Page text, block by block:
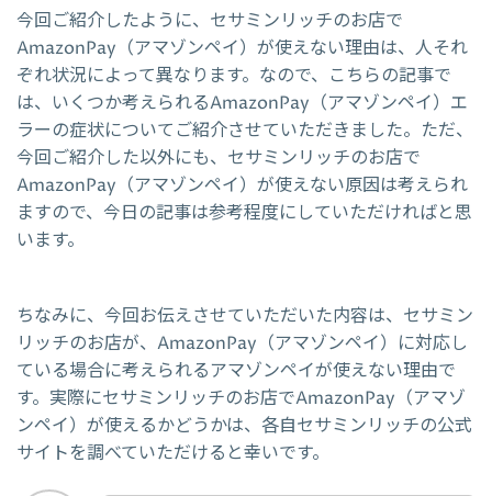
今回ご紹介したように、セサミンリッチのお店で
AmazonPay（アマゾンペイ）が使えない理由は、人それ
ぞれ状況によって異なります。なので、こちらの記事で
は、いくつか考えられるAmazonPay（アマゾンペイ）エ
ラーの症状についてご紹介させていただきました。ただ、
今回ご紹介した以外にも、セサミンリッチのお店で
AmazonPay（アマゾンペイ）が使えない原因は考えられ
ますので、今日の記事は参考程度にしていただければと思
います。
ちなみに、今回お伝えさせていただいた内容は、セサミン
リッチのお店が、AmazonPay（アマゾンペイ）に対応し
ている場合に考えられるアマゾンペイが使えない理由で
す。実際にセサミンリッチのお店でAmazonPay（アマゾ
ンペイ）が使えるかどうかは、各自セサミンリッチの公式
サイトを調べていただけると幸いです。